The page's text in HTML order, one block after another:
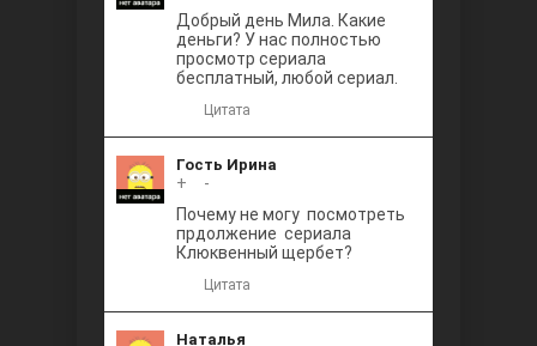
Добрый день Мила. Какие
деньги? У нас полностью
просмотр сериала
бесплатный, любой сериал.
Цитата
Гость Ирина
+
-
Почему не могу посмотреть
прдолжение сериала
Клюквенный щербет?
Цитата
Наталья